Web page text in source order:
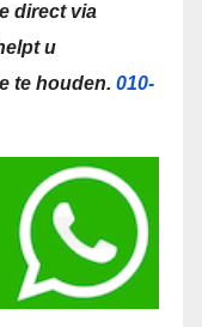
direct via
u
te houden. 010-